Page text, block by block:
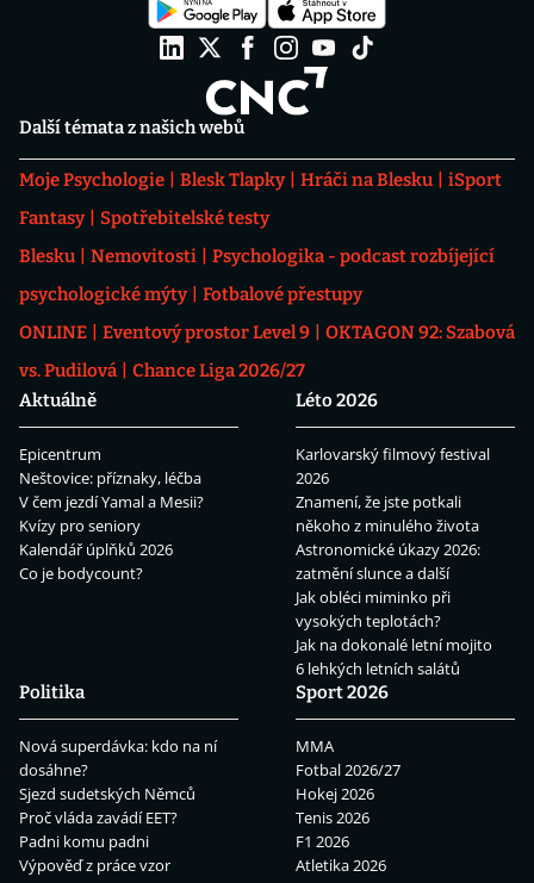
Další témata z našich webů
Moje Psychologie Blesk Tlapky Hráči na Blesku
iSport
Fantasy
Spotřebitelské testy
Blesku
Nemovitosti
Psychologika - podcast rozbíjející
psychologické mýty
Fotbalové přestupy
ONLINE
Eventový prostor Level 9
OKTAGON 92: Szabová
vs. Pudilová
Chance Liga 2026/27
Aktuálně
Epicentrum
Neštovice: příznaky, léčba
V čem jezdí Yamal a Mesii?
Kvízy pro seniory
Kalendář úplňků 2026
Co je bodycount?
Léto 2026
Karlovarský filmový festival
2026
Znamení, že jste potkali
někoho z minulého života
Astronomické úkazy 2026:
zatmění slunce a další
Jak obléci miminko při
vysokých teplotách?
Jak na dokonalé letní mojito
6 lehkých letních salátů
Politika
Nová superdávka: kdo na ní
dosáhne?
Sjezd sudetských Němců
Proč vláda zavádí EET?
Padni komu padni
Výpověď z práce vzor
Sport 2026
MMA
Fotbal 2026/27
Hokej 2026
Tenis 2026
F1 2026
Atletika 2026